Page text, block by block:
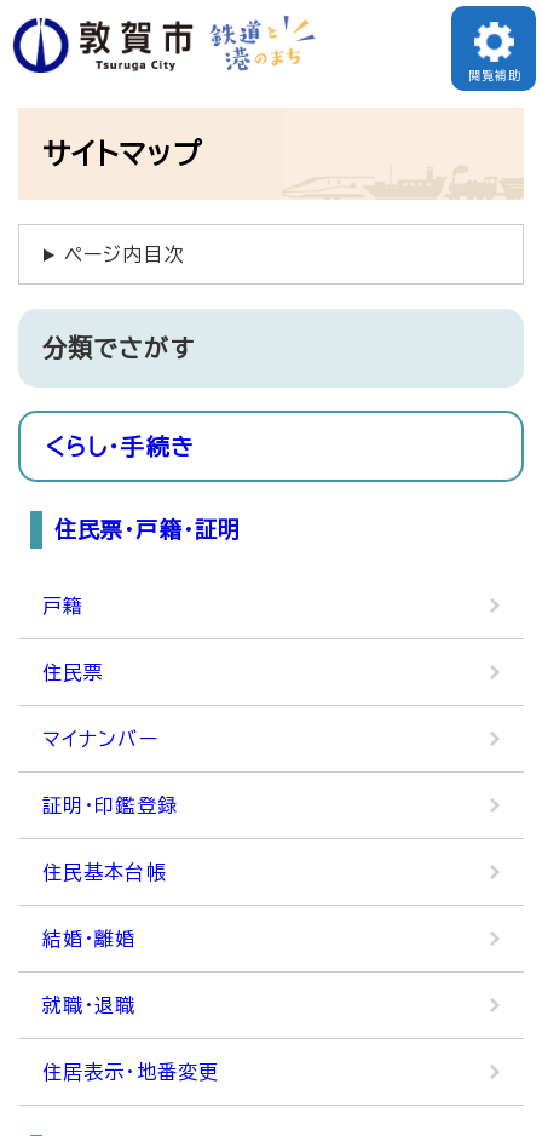
ペ
ー
頭
メニューを飛ばして本文へ
閲覧補助
サイトマップ
ページ内目次
分類でさがす
くらし・手続き
住民票・戸籍・証明
戸籍
住民票
マイナンバー
証明・印鑑登録
住民基本台帳
結婚・離婚
就職・退職
住居表示・地番変更